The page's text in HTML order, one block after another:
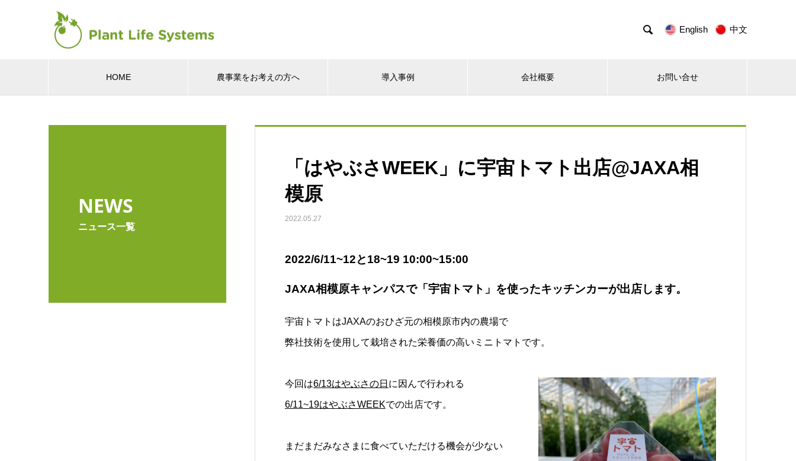
 English 中文
HOME 農事業をお考えの方へ 導入事例 会社概要 お問い合せ
NEWS
ニュース一覧
「はやぶさWEEK」に宇宙トマト出店@JAXA相
模原
2022.05.27
2022/6/11~12と18~19 10:00~15:00
JAXA相模原キャンパスで「宇宙トマト」を使ったキッチンカーが出店します。
宇宙トマトはJAXAのおひざ元の相模原市内の農場で
弊社技術を使用して栽培された栄養価の高いミニトマトです。
今回は6/13はやぶさの日 に因んで行われる
6/11~19はやぶさWEEKでの出店です。
まだまだみなさまに食べていただける機会が少ない